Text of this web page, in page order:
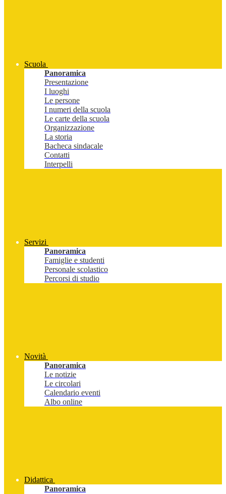
Scuola
Panoramica
Presentazione
I luoghi
Le persone
I numeri della scuola
Le carte della scuola
Organizzazione
La storia
Bacheca sindacale
Contatti
Interpelli
Servizi
Panoramica
Famiglie e studenti
Personale scolastico
Percorsi di studio
Novità
Panoramica
Le notizie
Le circolari
Calendario eventi
Albo online
Didattica
Panoramica